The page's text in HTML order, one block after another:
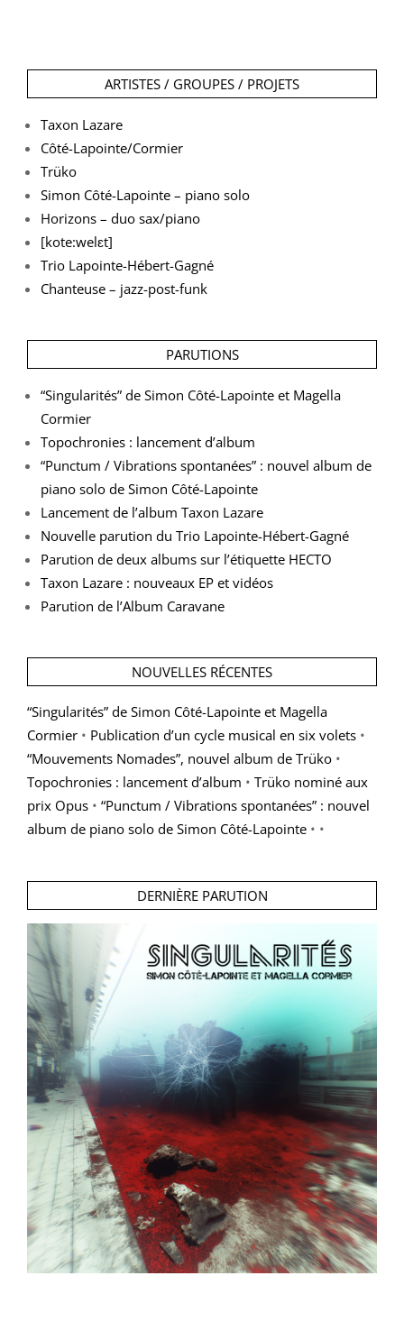
ARTISTES / GROUPES / PROJETS
Taxon Lazare
Côté-Lapointe/Cormier
Trüko
Simon Côté-Lapointe – piano solo
Horizons – duo sax/piano
[kote:welɛt]
Trio Lapointe-Hébert-Gagné
Chanteuse – jazz-post-funk
PARUTIONS
“Singularités” de Simon Côté-Lapointe et Magella
Cormier
Topochronies : lancement d’album
“Punctum / Vibrations spontanées” : nouvel album de
piano solo de Simon Côté-Lapointe
Lancement de l’album Taxon Lazare
Nouvelle parution du Trio Lapointe-Hébert-Gagné
Parution de deux albums sur l’étiquette HECTO
Taxon Lazare : nouveaux EP et vidéos
Parution de l’Album Caravane
NOUVELLES RÉCENTES
“Singularités” de Simon Côté-Lapointe et Magella
Cormier • Publication d’un cycle musical en six volets •
“Mouvements Nomades”, nouvel album de Trüko •
Topochronies : lancement d’album • Trüko nominé aux
prix Opus • “Punctum / Vibrations spontanées” : nouvel
album de piano solo de Simon Côté-Lapointe • •
DERNIÈRE PARUTION